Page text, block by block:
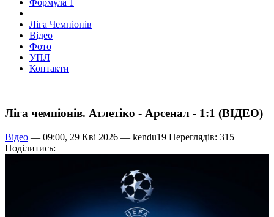
Формула 1
Ліга Чемпіонів
Відео
Фото
УПЛ
Контакти
Ліга чемпіонів. Атлетіко - Арсенал - 1:1 (ВІДЕО)
Відео — 09:00, 29 Кві 2026 — kendu19 Переглядів: 315
Поділитись: